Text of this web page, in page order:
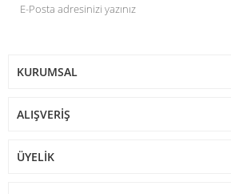
KURUMSAL
ALIŞVERİŞ
ÜYELİK